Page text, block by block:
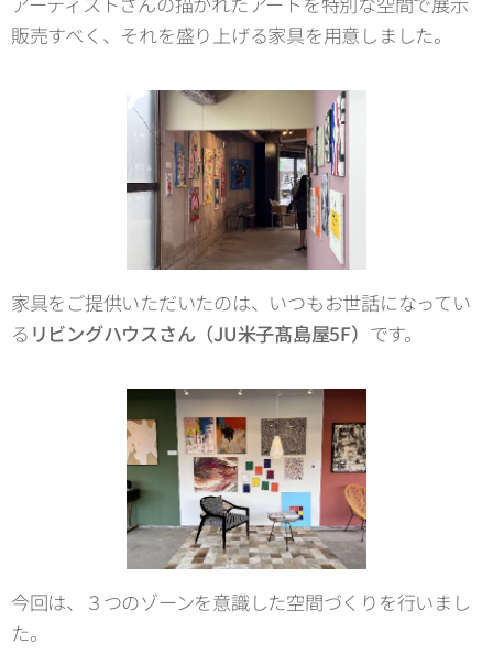
販売すべく、それを盛り上げる家具を用意しました。
家具をご提供いただいたのは、いつもお世話になってい
る リビングハウスさん（JU米子髙島屋5F） です。
今回は、３つのゾーンを意識した空間づくりを行いまし
た。